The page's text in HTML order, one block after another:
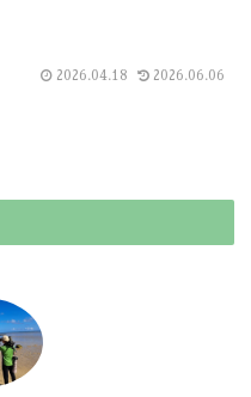
2026.04.18 2026.06.06